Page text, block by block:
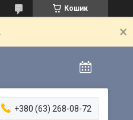
Кошик
+380 (63) 268-08-72